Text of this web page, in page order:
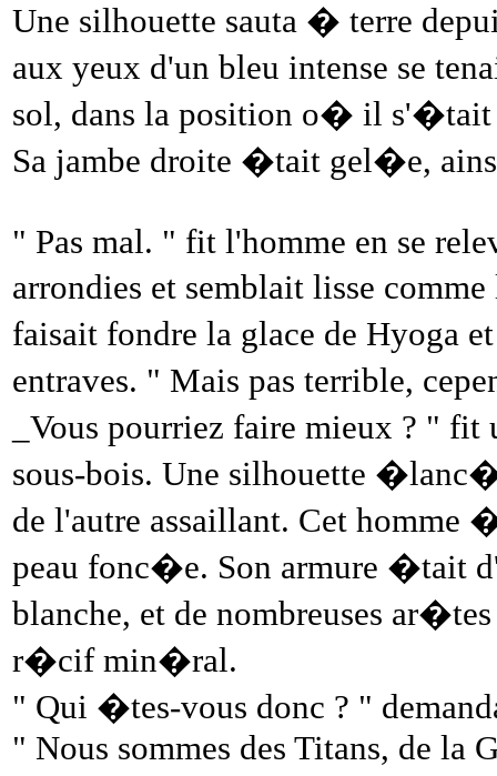
Une silhouette sauta � terre
aux yeux d'un bleu intense se
sol, dans la position o� il
Sa jambe droite �tait gel�e,
" Pas mal. " fit l'homme en se
arrondies et semblait lisse
faisait fondre la glace de Hyoga
entraves. " Mais pas terrible,
_Vous pourriez faire mieux ? "
sous-bois. Une silhouette
de l'autre assaillant. Cet
peau fonc�e. Son armure �tait
blanche, et de nombreuses
r�cif min�ral.
" Qui �tes-vous donc ? "
" Nous sommes des Titans, de la